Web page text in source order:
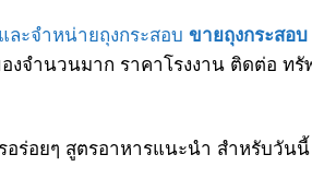
ละจำหน่ายถุงกระสอบ ขายถุงกระสอบ
งจำนวนมาก ราคาโรงงาน ติดต่อ ทรั
อร่อยๆ สูตรอาหารแนะนำ สำหรับวันนี้